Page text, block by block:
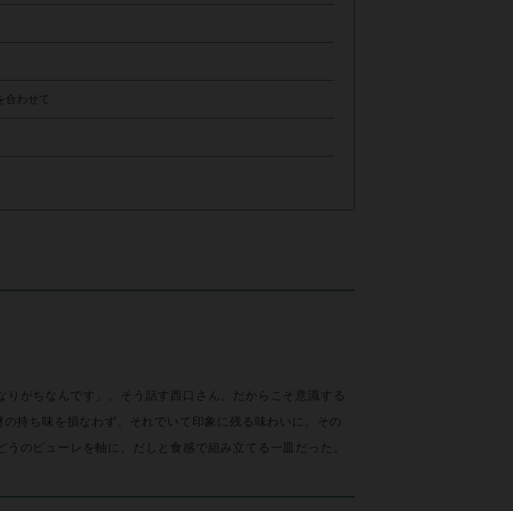
合わせて
りがちなんです」。そう話す西口さん。だからこそ意識する
持ち味を損なわず、それでいて印象に残る味わいに。その
のピューレを軸に、だしと食感で組み立てる一皿だった。